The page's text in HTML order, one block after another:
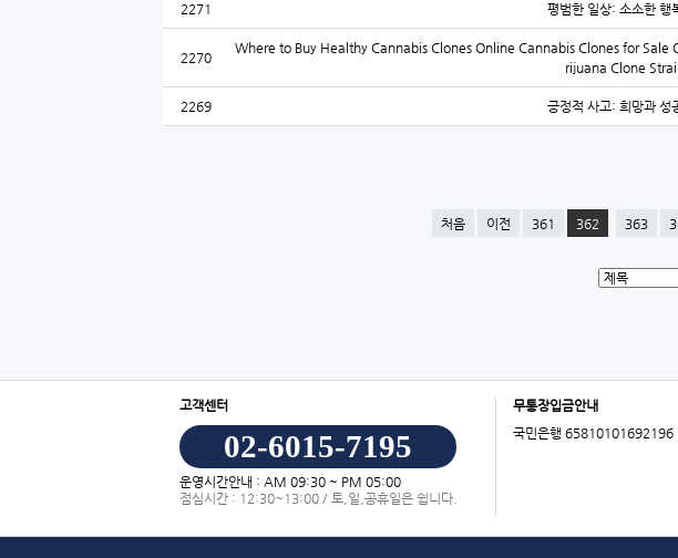
2271 평범한 일상: 소소한 행
2270
Where to Buy Healthy Cannabis Clones Online Cannabis Clones for
rijuana Clone
2269 긍정적 사고: 희망과 성
처음 이전 361 362 363
고객센터
02-6015-7195
운영시간안내 : AM 09:30 ~ PM 05:00
점심시간 : 12:30~13:00 / 토,일,공휴일은 쉽니다.
무통장입금안내
국민은행 65810101692196